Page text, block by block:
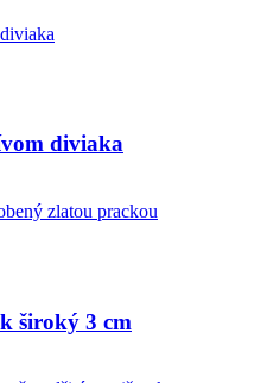
diviaka
široký 3 cm